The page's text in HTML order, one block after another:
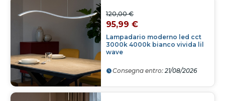
Lampadario moderno led cct
3000k 4000k bianco vivida lil
wave
120,00 €
95,99 €
Consegna entro: 21/08/2026